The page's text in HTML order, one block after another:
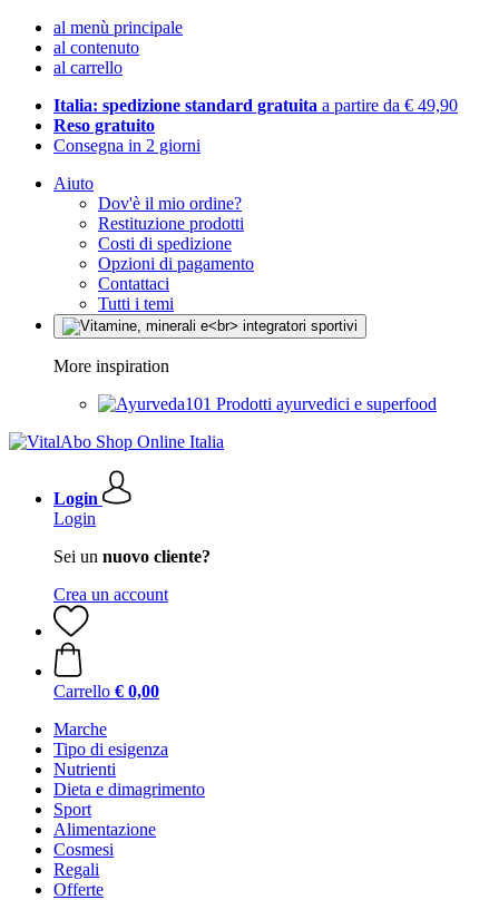
al menù principale
al contenuto
al carrello
Italia: spedizione standard gratuita a partire da € 49,90
Reso gratuito
Consegna in 2 giorni
Aiuto
Dov'è il mio ordine?
Restituzione prodotti
Costi di spedizione
Opzioni di pagamento
Contattaci
Tutti i temi
More inspiration
Prodotti ayurvedici e superfood
Login
Login
Sei un nuovo cliente?
Crea un account
Carrello € 0,00
Marche
Tipo di esigenza
Nutrienti
Dieta e dimagrimento
Sport
Alimentazione
Cosmesi
Regali
Offerte